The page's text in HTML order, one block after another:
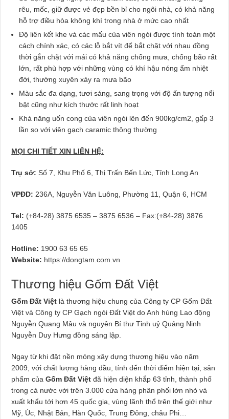
rêu, mốc, giữ được vẻ đẹp bền bỉ cho ngôi nhà, có khả năng
hỗ trợ điều hòa không khí trong nhà ở mức cao nhất
Độ liên kết khe và các mấu của viên ngói được tính toán một
cách chính xác, có các lỗ bắt vít để bắt chặt với nhau đồng
thời gắn chặt với mái có khả năng chống mưa, chống bão rất
lớn, rất phù hợp với những vùng có khí hậu nóng ẩm nhiệt
đới, thường xuyên xảy ra mưa bão
Màu sắc đa dạng, tươi sáng, sang trọng với độ ấn tượng nổi
bật cũng như kích thước rất linh hoạt
Khả năng uốn cong của viên ngói lên đến 900kg/cm2, gấp 3
lần so với viên gạch caramic thông thường
MỌI CHI TIẾT XIN LIÊN HỆ:
Trụ sở:Số 7, Khu Phố 6, Thị Trấn Bến Lức, Tỉnh Long An
VPĐD: 236A, Nguyễn Văn Luông, Phường 11, Quận 6, HCM
Tel: (+84-28) 3875 6535 – 3875 6536 – Fax:(+84-28) 3876
1405
Hotline: 1900 63 65 65
Website: https://dongtam.com.vn
Thương hiệu Gốm Đất Việt
Gốm Đất Việt là thương hiệu chung của Công ty CP Gốm Đất
Việt và Công ty CP Gạch ngói Đất Việt do Anh hùng Lao động
Nguyễn Quang Mâu và nguyên Bí thư Tỉnh uỷ Quảng Ninh
Nguyễn Duy Hưng đồng sáng lập.
Ngay từ khi đặt nền móng xây dựng thương hiệu vào năm
2009, với chất lượng hàng đầu, tính đến thời điểm hiện tại, sản
phẩm củaGốm Đất Việtđã hiện diện khắp 63 tỉnh, thành phố
trong cả nước với trên 3.000 cửa hàng phân phối lớn nhỏ và
xuất khẩu tới hơn 45 quốc gia, vùng lãnh thổ trên thế giới như
Mỹ, Úc, Nhật Bản, Hàn Quốc, Trung Đông, châu Phi…